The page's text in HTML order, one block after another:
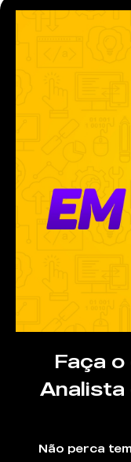
Faça
Analista
Não perca